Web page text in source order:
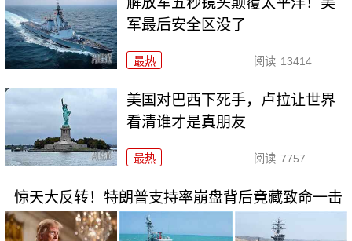
军最后安全区没了
最热 阅读 13414
美国对巴西下死手，卢拉让世界
看清谁才是真朋友
最热 阅读 7757
惊天大反转！特朗普支持率崩盘背后竟藏致命一击